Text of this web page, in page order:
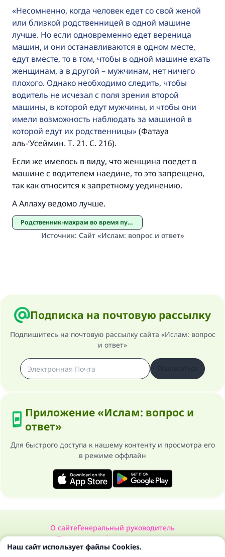
Несомненно, когда человек едет со свой женой
или близкой родственницей в одной машине
лучше. Но если одновременно едет вереница
машин, и они останавливаются в одном месте,
едут вместе, то в том, чтобы в одной машине ехать
женщинам, а в другой – мужчинам, нет ничего
плохого. Однако необходимо следить, чтобы
водитель не исчезал с поля зрения второй
машины, в которой едут мужчины, и чтобы они
имели возможность наблюдать за машиной в
которой едут их родственницы (Фатауа
аль-‘Усеймин. Т. 21. С. 216).
Если же имелось в виду, что женщина поедет в
машине с водителем наедине, то это запрещено,
так как относится к запретному уединению.
А Аллаху ведомо лучше.
Родственник-махрам во время путешествия женщины
Источник: Сайт «Ислам: вопрос и ответ»
Подписка на почтовую рассылку
Подпишитесь на почтовую рассылку сайта «Ислам: вопрос
и ответ»
Приложение «Ислам: вопрос и
ответ»
Для быстрого доступа к нашему контенту и просмотра его
в режиме оффлайн
О сайтеГенеральный руководитель
Политика конфиденциальности
Сайт «Ислам: вопрос и ответ». Все права защищены 1997-2025 ©
Наш сайт использует файлы Cookies.